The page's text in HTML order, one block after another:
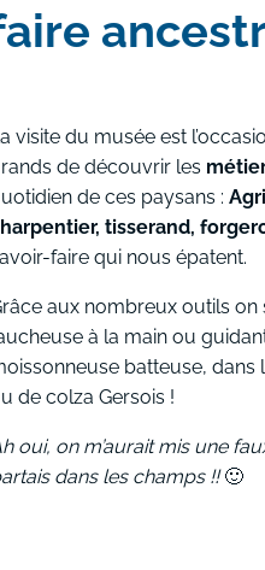
visite du musée est
de découvrir les
de ces paysans :
tisserand,
faire qui nous épatent.
aux nombreux outils on
à la main ou
batteuse, dans
de colza Gersois !
oui, on m’aurait mis une
dans les champs !!🙂